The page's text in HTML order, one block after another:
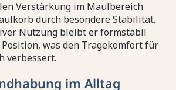
Verstärkung im Maulbereich
durch besondere Stabilität.
Nutzung bleibt er formstabil
was den Tragekomfort für
verbessert.
im Alltag